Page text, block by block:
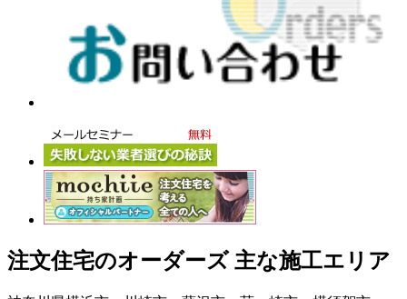
注文住宅のオーダーズ 主な施工エリア